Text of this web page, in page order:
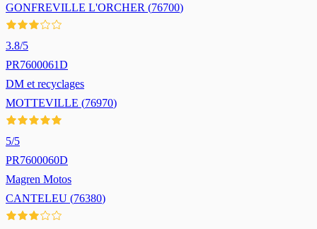
GONFREVILLE L'ORCHER (76700)
3.8/5
PR7600061D
DM et recyclages
MOTTEVILLE (76970)
5/5
PR7600060D
Magren Motos
CANTELEU (76380)